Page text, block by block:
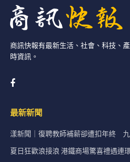
商訊快報有最新生活、社會、科技、
時資訊。
最新新聞
漾新聞｜復聘教師補薪卻遭扣年終
夏日狂歡浪接浪 港鐵商場驚喜禮遇連